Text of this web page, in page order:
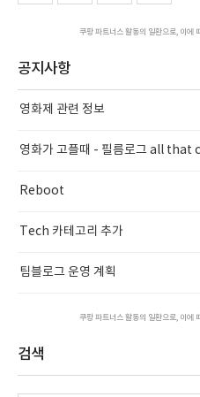
쿠팡 파트너스 활동의 일환으로, 이에
공지사항
영화제 관련 정보
영화가 고플때 - 필름로그 all that
Reboot
Tech 카테고리 추가
팀블로그 운영 계획
쿠팡 파트너스 활동의 일환으로, 이에
검색